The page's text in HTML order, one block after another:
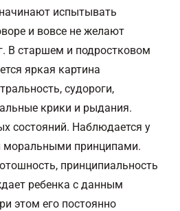
испытывать
и вовсе не желают
В старшем и подростковом
яркая картина
судороги,
крики и рыдания.
состояний. Наблюдается у
моральными принципами.
принципиальность
ребенка с данным
этом его постоянно